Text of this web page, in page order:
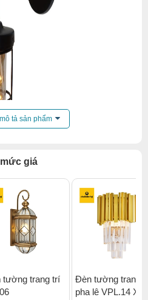
quà tặng và khuyến mãi của
tả sản phẩm
giá
tường trang trí
Đèn tường trang
pha lê VPL.14 Xi